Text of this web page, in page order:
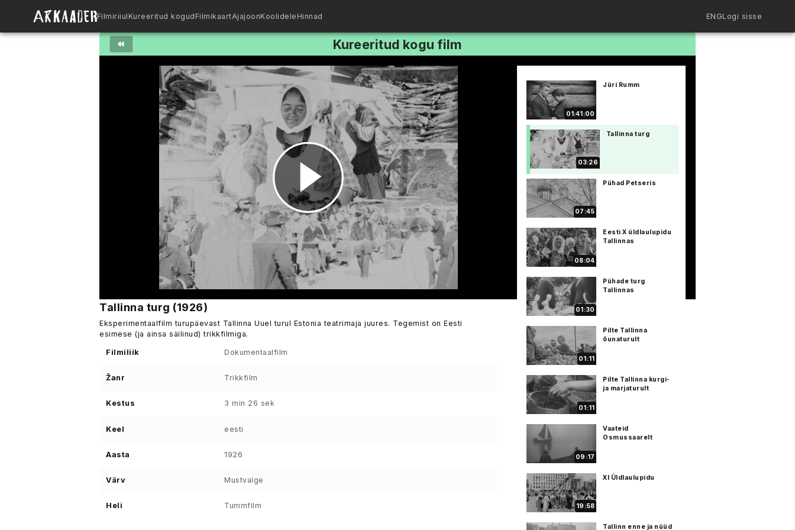
Filmiriiul Kureeritud kogud FilmikaartAjajoonKoolidele Hinnad ENGLogi sisse
Kureeritud kogu film
Esita
video
Tallinna turg (1926)
Eksperimentaalfilm turupäevast Tallinna Uuel turul Estonia teatrimaja juures. Tegemist on Eesti
esimese (ja ainsa säilinud) trikkfilmiga.
Filmiliik Dokumentaalfilm
Žanr Trikkfilm
Kestus 3 min 26 sek
Keel eesti
Aasta 1926
Värv Mustvalge
Heli Tummfilm
01:41:00
Jüri Rumm
03:26
Tallinna turg
07:45
Pühad Petseris
08:04
Eesti X üldlaulupidu
Tallinnas
01:30
Pühade turg
Tallinnas
01:11
Pilte Tallinna
õunaturult
01:11
Pilte Tallinna kurgi-
ja marjaturult
09:17
Vaateid
Osmussaarelt
19:58
XI Üldlaulupidu
Tallinn enne ja nüüd